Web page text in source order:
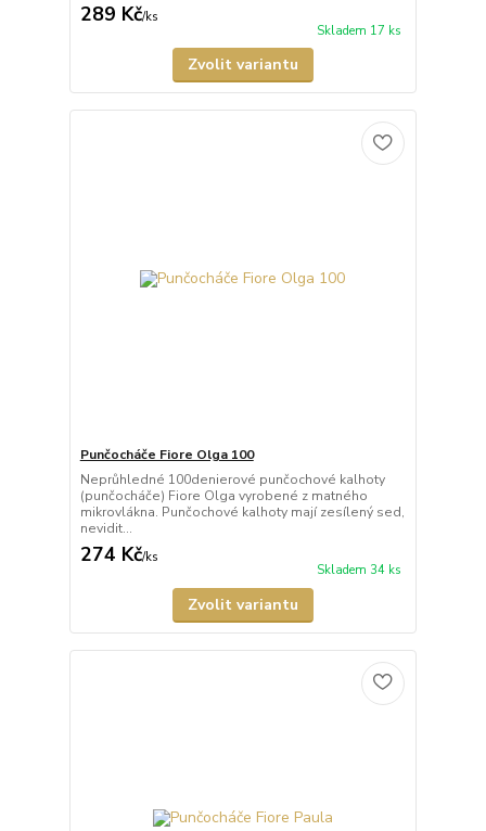
289 Kč/ks
Skladem 17 ks
Zvolit variantu
Punčocháče Fiore Olga 100
Neprůhledné 100denierové punčochové kalhoty
(punčocháče) Fiore Olga vyrobené z matného
mikrovlákna. Punčochové kalhoty mají zesílený sed,
nevidit...
274 Kč/ks
Skladem 34 ks
Zvolit variantu